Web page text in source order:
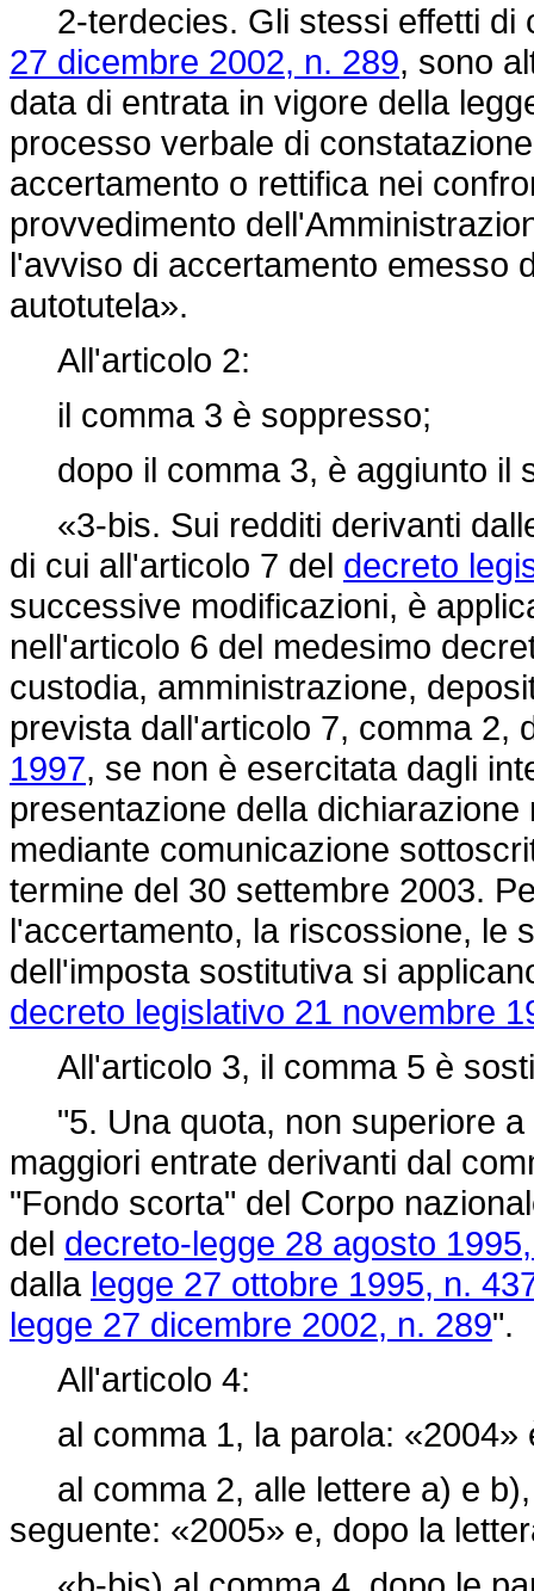
2-terdecies. Gli stessi effetti di
27 dicembre 2002, n. 289, sono
data di entrata in vigore della
processo verbale di
accertamento o rettifica nei
provvedimento
l'avviso di accertamento emesso
autotutela».
All'articolo 2:
il comma 3 è soppresso;
dopo il comma 3, è aggiunto il
«3-bis. Sui redditi derivanti
di cui all'articolo 7 del decreto
successive modificazioni, è
nell'articolo 6 del medesimo
custodia, amministrazione,
prevista dall'articolo 7, comma 2,
1997, se non è esercitata dagli
presentazione della
mediante comunicazione
termine del 30 settembre 2003.
l'accertamento, la riscossione, le
dell'imposta sostitutiva si
decreto legislativo 21 novembre
All'articolo 3, il comma 5 è
"5. Una quota, non superiore a
maggiori entrate derivanti dal
"Fondo scorta" del Corpo
del decreto-legge 28 agosto
dalla legge 27 ottobre 1995, n.
legge 27 dicembre 2002, n. 289".
All'articolo 4:
al comma 1, la parola: «2004»
al comma 2, alle lettere a) e b),
seguente: «2005» e, dopo la